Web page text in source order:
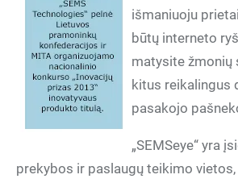
išmaniuoju
būtų interneto
matysite žmonių
kitus reikalingus
pasakojo
„SEMSeye“ yra
prekybos ir paslaugų teikimo